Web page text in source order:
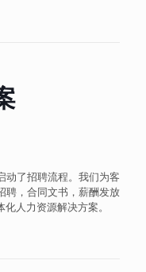
动了招聘流程。我们为客
聘，合同文书，薪酬发放
人力资源解决方案。